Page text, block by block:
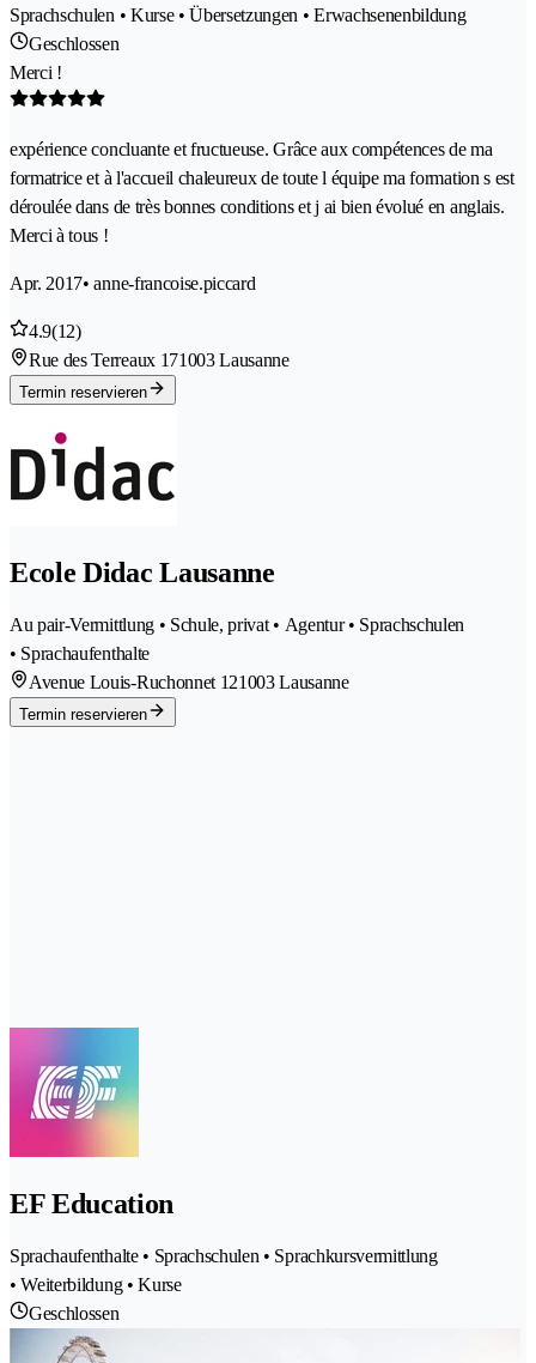
Sprachschulen • Kurse • Übersetzungen • Erwachsenenbildung
Geschlossen
Merci !
expérience concluante et fructueuse. Grâce aux compétences de ma
formatrice et à l'accueil chaleureux de toute l équipe ma formation s est
déroulée dans de très bonnes conditions et j ai bien évolué en anglais.
Merci à tous !
Apr. 2017• anne-francoise.piccard
4.9(12)
Rue des Terreaux 171003 Lausanne
Termin reservieren
Ecole Didac Lausanne
Au pair-Vermittlung • Schule, privat • Agentur • Sprachschulen
• Sprachaufenthalte
Avenue Louis-Ruchonnet 121003 Lausanne
Termin reservieren
EF Education
Sprachaufenthalte • Sprachschulen • Sprachkursvermittlung
• Weiterbildung • Kurse
Geschlossen